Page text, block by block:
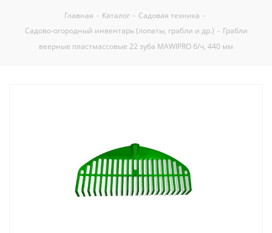
Главная - Каталог - Садовая техника -
Садово-огородный инвентарь (лопаты, грабли и др.) - Грабли
веерные пластмассовые 22 зуба MAWIPRO б/ч, 440 мм